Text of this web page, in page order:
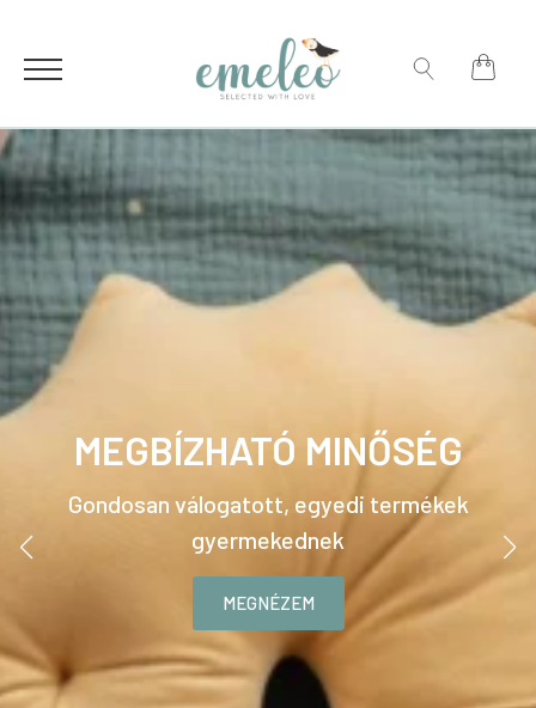
for:
MEGBÍZHATÓ MINŐSÉG
Gondosan válogatott, egyedi termékek
gyermekednek
MEGNÉZEM